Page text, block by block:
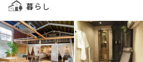
暮らし